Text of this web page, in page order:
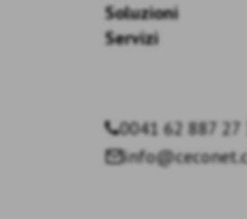
Soluzioni
Servizi
0041 62 887 27